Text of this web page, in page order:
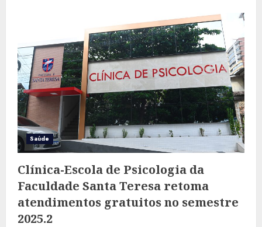
Saúde
Clínica-Escola de Psicologia da
Faculdade Santa Teresa retoma
atendimentos gratuitos no semestre
2025.2